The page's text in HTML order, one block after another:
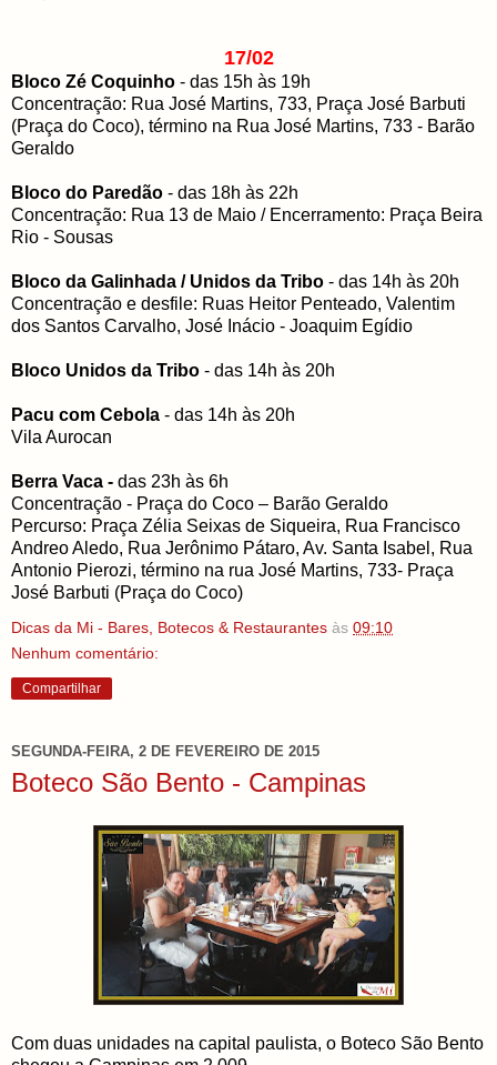
17/02
Bloco Zé Coquinho - das 15h às 19h
Concentração: Rua José Martins, 733, Praça José Barbuti
(Praça do Coco), término na Rua José Martins, 733 - Barão
Geraldo
Bloco do Paredão - das 18h às 22h
Concentração: Rua 13 de Maio / Encerramento: Praça Beira
Rio - Sousas
Bloco da Galinhada / Unidos da Tribo - das 14h às 20h
Concentração e desfile: Ruas Heitor Penteado, Valentim
dos Santos Carvalho, José Inácio - Joaquim Egídio
Bloco Unidos da Tribo - das 14h às 20h
Pacu com Cebola - das 14h às 20h
Vila Aurocan
Berra Vaca - das 23h às 6h
Concentração - Praça do Coco – Barão Geraldo
Percurso: Praça Zélia Seixas de Siqueira, Rua Francisco
Andreo Aledo, Rua Jerônimo Pátaro, Av. Santa Isabel, Rua
Antonio Pierozi, término na rua José Martins, 733- Praça
José Barbuti (Praça do Coco)
Dicas da Mi - Bares, Botecos & Restaurantes às 09:10
Nenhum comentário:
Compartilhar
SEGUNDA-FEIRA, 2 DE FEVEREIRO DE 2015
Boteco São Bento - Campinas
Com duas unidades na capital paulista, o Boteco São Bento